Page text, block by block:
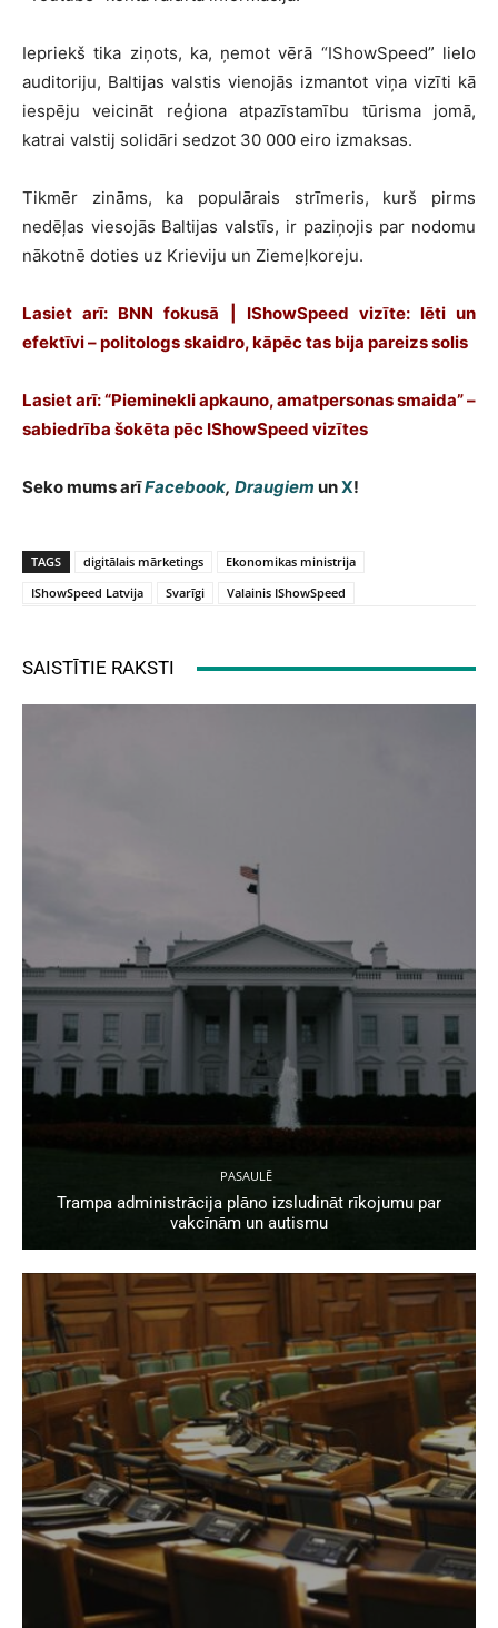
Iepriekš tika ziņots, ka, ņemot vērā “IShowSpeed” lielo
auditoriju, Baltijas valstis vienojās izmantot viņa vizīti kā
iespēju veicināt reģiona atpazīstamību tūrisma jomā,
katrai valstij solidāri sedzot 30 000 eiro izmaksas.
Tikmēr zināms, ka populārais strīmeris, kurš pirms
nedēļas viesojās Baltijas valstīs, ir paziņojis par nodomu
nākotnē doties uz Krieviju un Ziemeļkoreju.
Lasiet arī: BNN fokusā | IShowSpeed vizīte: lēti un
efektīvi – politologs skaidro, kāpēc tas bija pareizs solis
Lasiet arī: “Pieminekli apkauno, amatpersonas smaida” –
sabiedrība šokēta pēc IShowSpeed vizītes
Seko mums arīFacebook, Draugiem unX!
TAGS digitālais mārketings
Ekonomikas ministrija
IShowSpeed Latvija
Svarīgi Valainis IShowSpeed
SAISTĪTIE RAKSTI
PASAULĒ
Trampa administrācija plāno izsludināt rīkojumu par
vakcīnām un autismu